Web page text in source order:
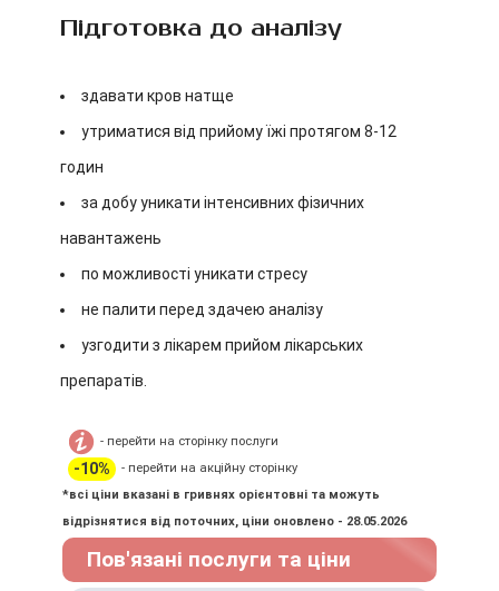
Підготовка до аналізу
здавати кров натще
утриматися від прийому їжі протягом 8-12
годин
за добу уникати інтенсивних фізичних
навантажень
по можливості уникати стресу
не палити перед здачею аналізу
узгодити з лікарем прийом лікарських
препаратів.
- перейти на сторінку послуги
-10%
- перейти на акційну сторінку
*всі ціни вказані в гривнях орієнтовні та можуть
відрізнятися від поточних, ціни оновлено - 28.05.2026
Пов'язані послуги та ціни